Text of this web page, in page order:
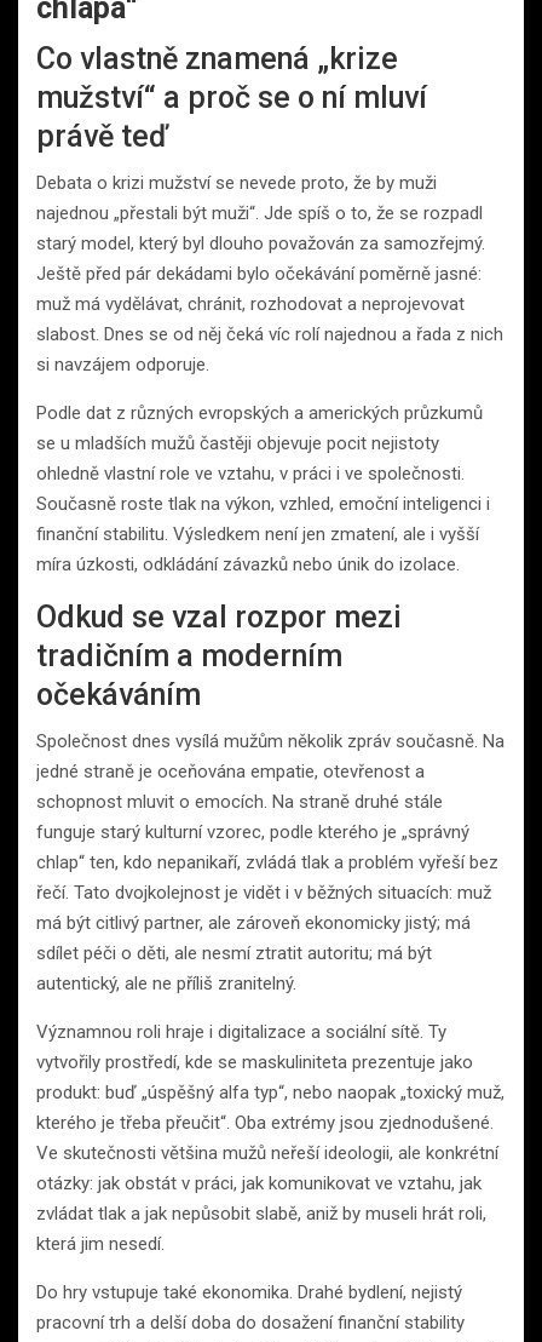
chlapa“
Co vlastně znamená „krize
mužství“ a proč se o ní mluví
právě teď
Debata o krizi mužství se nevede proto, že by muži
najednou „přestali být muži“. Jde spíš o to, že se rozpadl
starý model, který byl dlouho považován za samozřejmý.
Ještě před pár dekádami bylo očekávání poměrně jasné:
muž má vydělávat, chránit, rozhodovat a neprojevovat
slabost. Dnes se od něj čeká víc rolí najednou a řada z nich
si navzájem odporuje.
Podle dat z různých evropských a amerických průzkumů
se u mladších mužů častěji objevuje pocit nejistoty
ohledně vlastní role ve vztahu, v práci i ve společnosti.
Současně roste tlak na výkon, vzhled, emoční inteligenci i
finanční stabilitu. Výsledkem není jen zmatení, ale i vyšší
míra úzkosti, odkládání závazků nebo únik do izolace.
Odkud se vzal rozpor mezi
tradičním a moderním
očekáváním
Společnost dnes vysílá mužům několik zpráv současně. Na
jedné straně je oceňována empatie, otevřenost a
schopnost mluvit o emocích. Na straně druhé stále
funguje starý kulturní vzorec, podle kterého je „správný
chlap“ ten, kdo nepanikaří, zvládá tlak a problém vyřeší bez
řečí. Tato dvojkolejnost je vidět i v běžných situacích: muž
má být citlivý partner, ale zároveň ekonomicky jistý; má
sdílet péči o děti, ale nesmí ztratit autoritu; má být
autentický, ale ne příliš zranitelný.
Významnou roli hraje i digitalizace a sociální sítě. Ty
vytvořily prostředí, kde se maskuliniteta prezentuje jako
produkt: buď „úspěšný alfa typ“, nebo naopak „toxický muž,
kterého je třeba přeučit“. Oba extrémy jsou zjednodušené.
Ve skutečnosti většina mužů neřeší ideologii, ale konkrétní
otázky: jak obstát v práci, jak komunikovat ve vztahu, jak
zvládat tlak a jak nepůsobit slabě, aniž by museli hrát roli,
která jim nesedí.
Do hry vstupuje také ekonomika. Drahé bydlení, nejistý
pracovní trh a delší doba do dosažení finanční stability